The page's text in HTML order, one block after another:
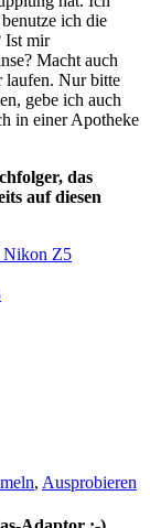
ich die
Ist mir
Macht auch
laufen. Nur bitte
gebe ich auch
in einer Apotheke
das
auf diesen
Nikon Z5
, Ausprobieren